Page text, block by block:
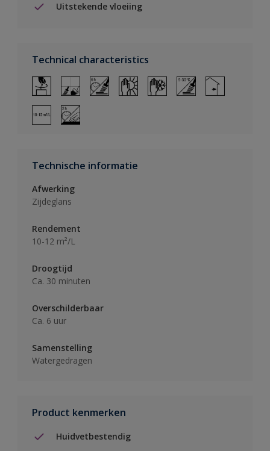
Uitstekende vloeiing
Technical characteristics
Technische informatie
Afwerking
Zijdeglans
Rendement
10-12 m²/L
Droogtijd
Ca. 30 minuten
Overschilderbaar
Ca. 6 uur
Samenstelling
Watergedragen
Product kenmerken
Huidvetbestendig